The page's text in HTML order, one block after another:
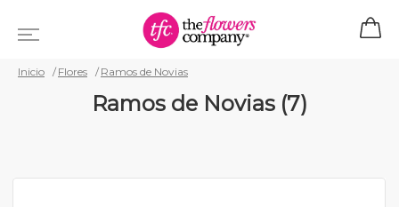
Inicio Flores Ramos de Novias
Ramos de Novias (7)